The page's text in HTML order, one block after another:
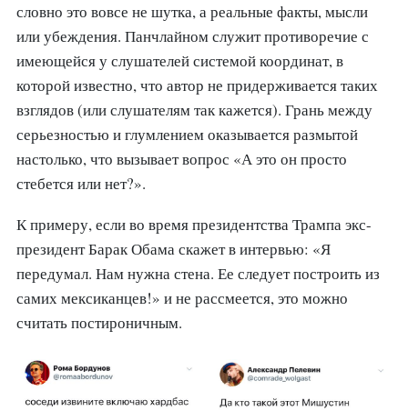
словно это вовсе не шутка, а реальные факты, мысли
или убеждения. Панчлайном служит противоречие с
имеющейся у слушателей системой координат, в
которой известно, что автор не придерживается таких
взглядов (или слушателям так кажется). Грань между
серьезностью и глумлением оказывается размытой
настолько, что вызывает вопрос «А это он просто
стебется или нет?».
К примеру, если во время президентства Трампа экс-
президент Барак Обама скажет в интервью: «Я
передумал. Нам нужна стена. Ее следует построить из
самих мексиканцев!» и не рассмеется, это можно
считать постироничным.